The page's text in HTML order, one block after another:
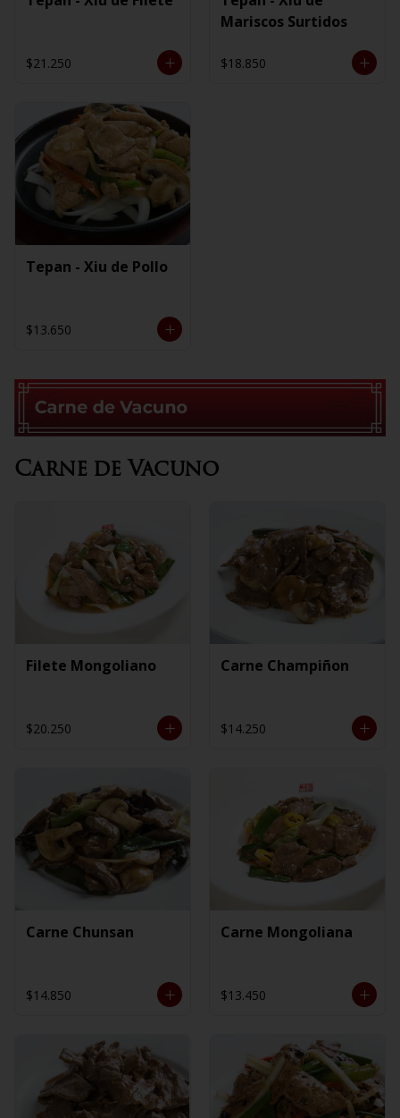
$21.250
Mariscos Surtidos
$18.850
Tepan - Xiu de Pollo
$13.650
Carne de Vacuno
Filete Mongoliano
$20.250
Carne Champiñon
$14.250
Carne Chunsan
$14.850
Carne Mongoliana
$13.450